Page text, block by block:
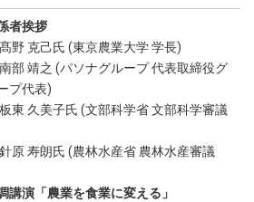
者挨拶
髙野 克己氏 (東京農業大学 学長)
南部 靖之 (パソナグループ 代表取締役グ
プ代表)
板東 久美子氏 (文部科学省 文部科学審議
針原 寿朗氏 (農林水産省 農林水産審議
講演「農業を食業に変える」